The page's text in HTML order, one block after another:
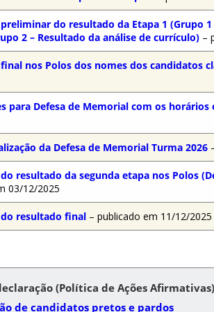
do resultado da Etapa 1 (Grupo
2 – Resultado da análise de currículo) –
nos Polos dos nomes dos candidatos
para Defesa de Memorial com os horários
da Defesa de Memorial Turma 2026
resultado da segunda etapa nos Polos
03/12/2025
resultado final – publicado em 11/12/2025
(Política de Ações Afirmativas)
de candidatos pretos e pardos